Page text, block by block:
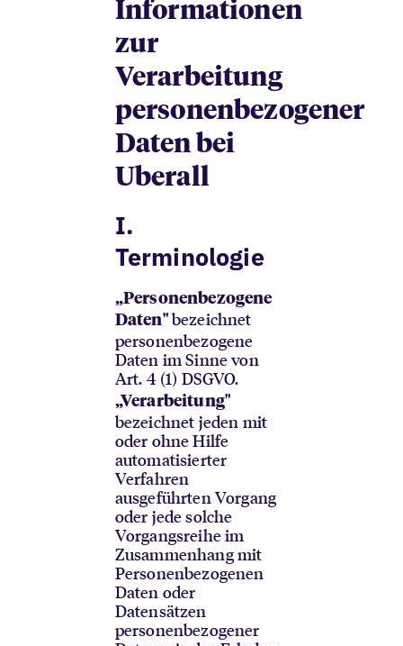
Informationen
zur
Verarbeitung
personenbezogener
Daten bei
Uberall
I.
Terminologie
„Personenbezogene
Daten" bezeichnet
personenbezogene
Daten im Sinne von
Art. 4 (1) DSGVO.
„Verarbeitung"
bezeichnet jeden mit
oder ohne Hilfe
automatisierter
Verfahren
ausgeführten Vorgang
oder jede solche
Vorgangsreihe im
Zusammenhang mit
Personenbezogenen
Daten oder
Datensätzen
personenbezogener